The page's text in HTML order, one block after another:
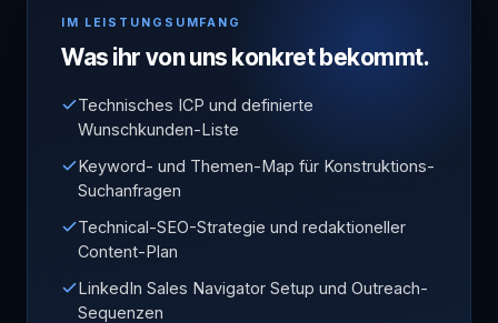
IM LEISTUNGSUMFANG
Was ihr von uns konkret bekommt.
Technisches ICP und definierte
Wunschkunden-Liste
Keyword- und Themen-Map für Konstruktions-
Suchanfragen
Technical-SEO-Strategie und redaktioneller
Content-Plan
LinkedIn Sales Navigator Setup und Outreach-
Sequenzen